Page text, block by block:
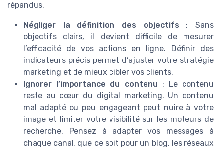
répandus.
Négliger la définition des objectifs : Sans
objectifs clairs, il devient difficile de mesurer
l’efficacité de vos actions en ligne. Définir des
indicateurs précis permet d’ajuster votre stratégie
marketing et de mieux cibler vos clients.
Ignorer l’importance du contenu : Le contenu
reste au cœur du digital marketing. Un contenu
mal adapté ou peu engageant peut nuire à votre
image et limiter votre visibilité sur les moteurs de
recherche. Pensez à adapter vos messages à
chaque canal, que ce soit pour un blog, les réseaux